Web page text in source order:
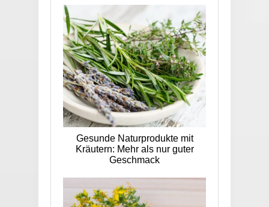
Gesunde Naturprodukte mit
Kräutern: Mehr als nur guter
Geschmack